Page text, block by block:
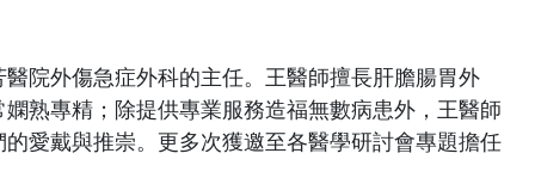
院外傷急症外科的主任。王醫師擅長肝膽腸胃外
熟專精；除提供專業服務造福無數病患外，王醫師
愛戴與推崇。更多次獲邀至各醫學研討會專題擔任